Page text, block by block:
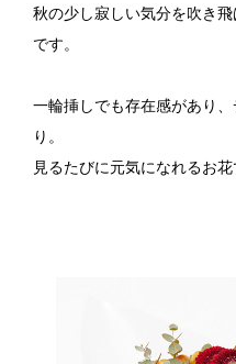
秋の少し寂しい気分を吹き
です。
一輪挿しでも存在感があり
り。
見るたびに元気になれるお花